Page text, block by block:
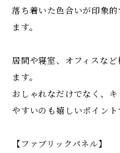
落ち着いた色合いが印象
ます。
居間や寝室、オフィスな
ます。
おしゃれなだけでなく、
やすいのも嬉しいポイント
【ファブリックパネル】